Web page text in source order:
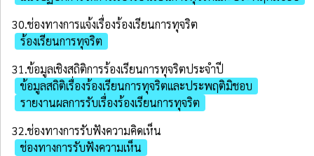
30.ช่องทางการแจ้งเรื่องร้องเรียนการทุจริต
ร้องเรียนการทุจริต
31.ข้อมูลเชิงสถิติการร้องเรียนการทุจริตประจําปี
ข้อมูลสถิติเรื่องร้องเรียนการทุจริตและประพฤติมิชอบ
รายงานผลการรับเรื่องร้องเรียนการทุจริต
32.ช่องทางการรับฟังความคิดเห็น
ช่องทางการรับฟังความเห็น